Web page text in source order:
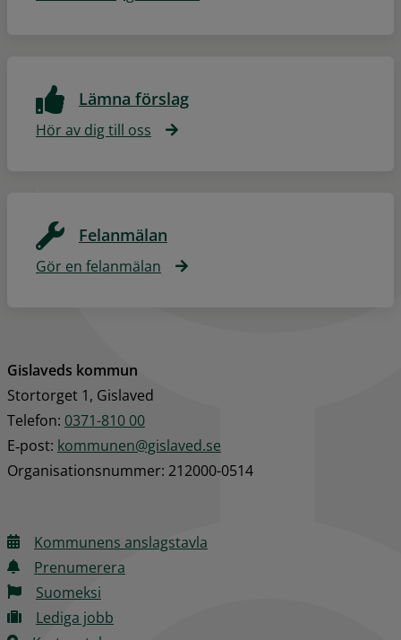
Lämna förslag
Hör av dig till oss
Felanmälan
Gör en felanmälan
Gislaveds kommun
Stortorget 1, Gislaved
Telefon: 0371-810 00
E‑post: kommunen@gislaved.se
Organisationsnummer: 212000-0514
Kommunens anslagstavla
Prenumerera
Suomeksi
Lediga jobb